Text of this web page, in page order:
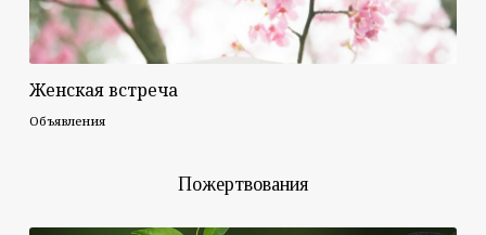
Женская встреча
Объявления
Пожертвования